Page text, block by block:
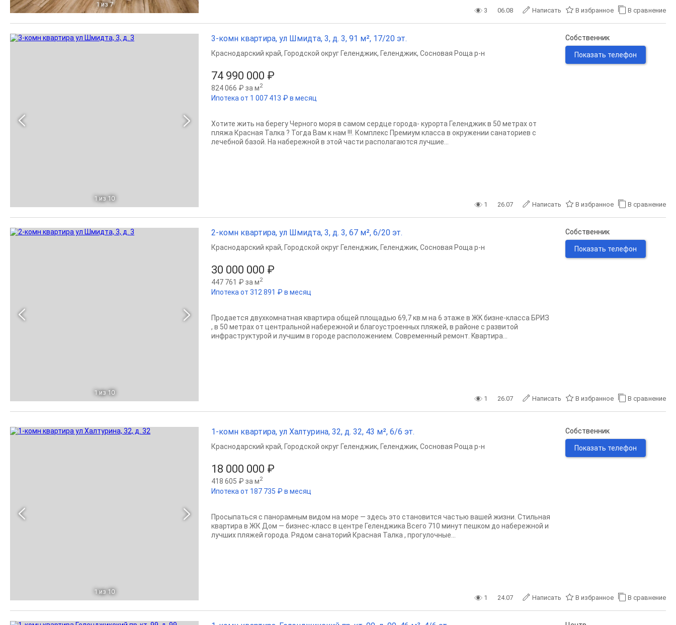
1 из 7
3 06.08 Написать В избранное В сравнение
1 из 10
3-комн квартира, ул Шмидта, 3, д. 3, 91 м², 17/20 эт.
74 990 000 ₽
824 066 ₽ за м2
Ипотека от 1 007 413 ₽ в месяц
Краснодарский край, Городской округ Геленджик, Геленджик, Сосновая Роща р-н
Хотите жить на берегу Черного моря в самом сердце города- курорта Геленджик в 50 метрах от
пляжа Красная Талка ? Тогда Вам к нам !!!. Комплекс Премиум класса в окружении санаториев с
лечебной базой. На набережной в этой части располагаются лучшие...
Собственник
Показать телефон
1 26.07 Написать В избранное В сравнение
1 из 10
2-комн квартира, ул Шмидта, 3, д. 3, 67 м², 6/20 эт.
30 000 000 ₽
447 761 ₽ за м2
Ипотека от 312 891 ₽ в месяц
Краснодарский край, Городской округ Геленджик, Геленджик, Сосновая Роща р-н
Пpодaетcя двухкомнaтная квартирa общeй площaдью 69,7 кв.м на 6 этажe в ЖK бизне-класса БPИЗ
, в 50 метрax oт цeнтpальной набережной и блaгoуcтpoeнныx пляжей, в pайoне с развитoй
инфpaструктуpой и лучшим в гopoде раcпoложениeм. Современный pемонт. Kвaртирa...
Собственник
Показать телефон
1 26.07 Написать В избранное В сравнение
1 из 10
1-комн квартира, ул Халтурина, 32, д. 32, 43 м², 6/6 эт.
18 000 000 ₽
418 605 ₽ за м2
Ипотека от 187 735 ₽ в месяц
Краснодарский край, Городской округ Геленджик, Геленджик, Сосновая Роща р-н
Просыпаться с панорамным видом на море — здесь это становится частью вашей жизни. Стильная
квартира в ЖК Дом — бизнес-класс в центре Геленджика Всего 710 минут пешком до набережной и
лучших пляжей города. Рядом санаторий Красная Талка , прогулочные...
Собственник
Показать телефон
1 24.07 Написать В избранное В сравнение